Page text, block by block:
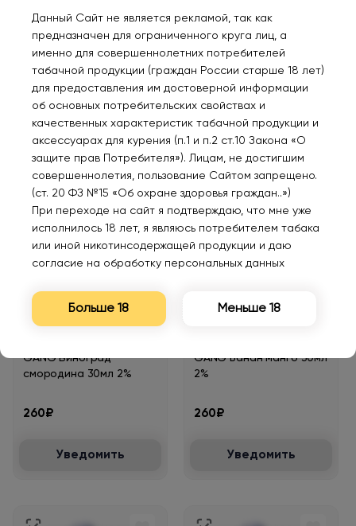
Нет в наличии
GANG Жвачка дыня
персик 30мл 2%
260₽
Нет в наличии
GANG Виноградная
кола 30мл 2%
260₽
Нет в наличии
GANG Виноград
смородина 30мл 2%
260₽
Уведомить
Нет в наличии
GANG Банан манго 30мл
2%
260₽
Уведомить
Данный Сайт не является рекламой, так как
предназначен для ограниченного круга лиц, а
именно для совершеннолетних потребителей
табачной продукции (граждан России старше 18 лет)
для предоставления им достоверной информации
об основных потребительских свойствах и
качественных характеристик табачной продукции и
аксессуарах для курения (п.1 и п.2 ст.10 Закона «О
защите прав Потребителя»). Лицам, не достигшим
совершеннолетия, пользование Сайтом запрещено.
(ст. 20 ФЗ №15 «Об охране здоровья граждан..»)
При переходе на сайт я подтверждаю, что мне уже
исполнилось 18 лет, я являюсь потребителем табака
или иной никотинсодержащей продукции и даю
согласие на обработку персональных данных
Больше 18 Меньше 18